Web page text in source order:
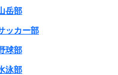
岳部
ッカー部
球部
泳部